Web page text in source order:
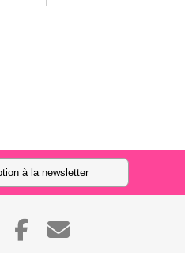
à la newsletter